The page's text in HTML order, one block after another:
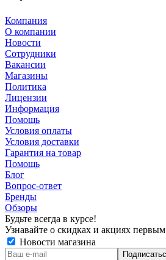
Компания
О компании
Новости
Сотрудники
Вакансии
Магазины
Политика
Лицензии
Информация
Помощь
Условия оплаты
Условия доставки
Гарантия на товар
Помощь
Блог
Вопрос-ответ
Бренды
Обзоры
Будьте всегда в курсе!
Узнавайте о скидках и акциях первым
Новости магазина